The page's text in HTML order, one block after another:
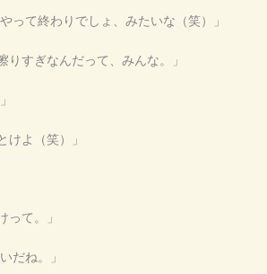
って終わりでしょ、みたいな（笑）」
りすぎなんだって、みんな。」
けよ（笑）」
って。」
だね。」